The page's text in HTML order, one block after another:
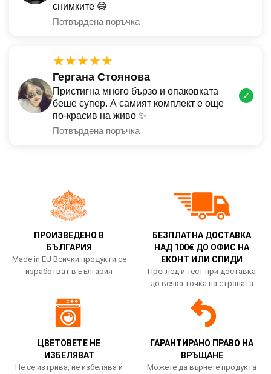
снимките 😄
Потвърдена поръчка
★★★★★
Гергана Стоянова
Пристигна много бързо и опаковката
беше супер. А самият комплект е още
по-красив на живо ✨
Потвърдена поръчка
✓
ПРОИЗВЕДЕНО В
БЪЛГАРИЯ
Made in EU Всички продукти се
изработват в България
БЕЗПЛАТНА ДОСТАВКА
НАД 100€ ДО ОФИС НА
ЕКОНТ ИЛИ СПИДИ
Преглед и тест при доставка
до всяка точка на страната
ЦВЕТОВЕТЕ НЕ
ИЗБЕЛЯВАТ
Не се изтрива, не избелява и
ГАРАНТИРАНО ПРАВО НА
ВРЪЩАНЕ
Можете да върнете продукта